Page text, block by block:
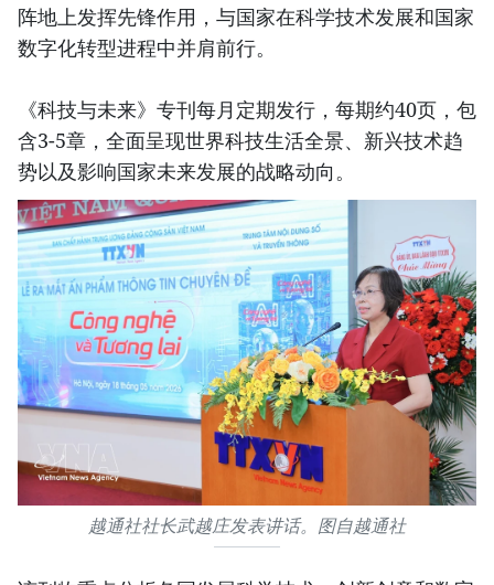
阵地上发挥先锋作用，与国家在科学技术发展和国家
数字化转型进程中并肩前行。
《科技与未来》专刊每月定期发行，每期约40页，包
含3-5章，全面呈现世界科技生活全景、新兴技术趋
势以及影响国家未来发展的战略动向。
越通社社长武越庄发表讲话。图自越通社